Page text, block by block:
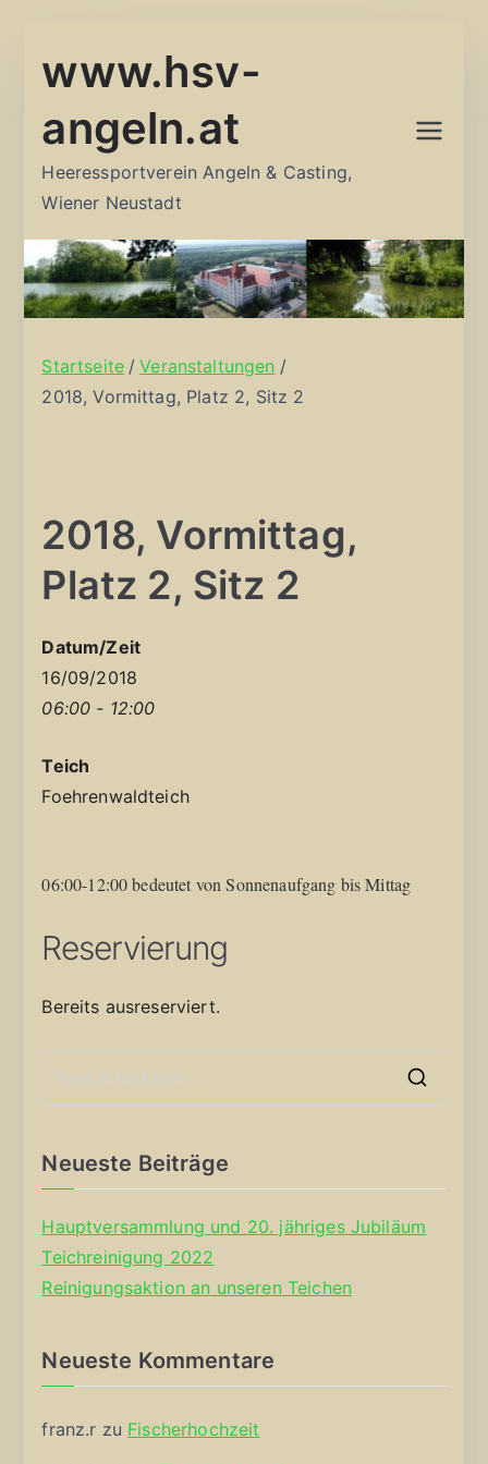
Inhalt
www.hsv-
angeln.at
Heeressportverein Angeln & Casting,
Wiener Neustadt
Startseite
Veranstaltungen
2018, Vormittag, Platz 2, Sitz 2
2018, Vormittag,
Platz 2, Sitz 2
Datum/Zeit
16/09/2018
06:00 - 12:00
Teich
Foehrenwaldteich
06:00-12:00 bedeutet von Sonnenaufgang bis Mittag
Reservierung
Bereits ausreserviert.
Neueste Beiträge
Hauptversammlung und 20. jähriges Jubiläum
Teichreinigung 2022
Reinigungsaktion an unseren Teichen
Neueste Kommentare
franz.r zu Fischerhochzeit